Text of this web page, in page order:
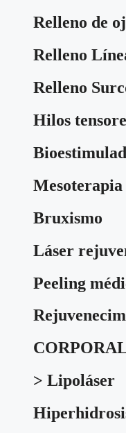
Relleno de
Relleno
Relleno
Hilos
Bruxismo
Láser
Peeling
> Lipoláser